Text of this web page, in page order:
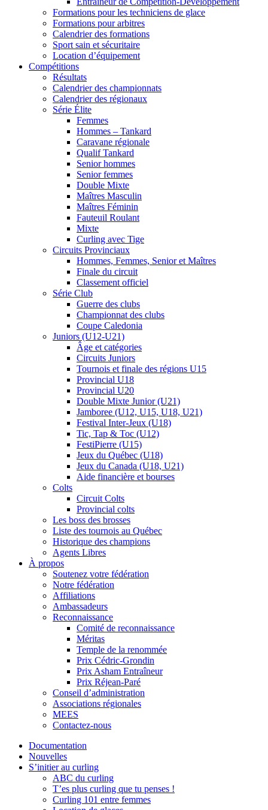
Formations pour les techniciens de glace
Formations pour arbitres
Calendrier des formations
Sport sain et sécuritaire
Location d’équipement
Compétitions
Résultats
Calendrier des championnats
Calendrier des régionaux
Série Élite
Femmes
Hommes – Tankard
Caravane régionale
Qualif Tankard
Senior hommes
Senior femmes
Double Mixte
Maîtres Masculin
Maîtres Féminin
Fauteuil Roulant
Mixte
Curling avec Tige
Circuits Provinciaux
Hommes, Femmes, Senior et Maîtres
Finale du circuit
Classement officiel
Série Club
Guerre des clubs
Championnat des clubs
Coupe Caledonia
Juniors (U12-U21)
Âge et catégories
Circuits Juniors
Tournois et finale des régions U15
Provincial U18
Provincial U20
Double Mixte Junior (U21)
Jamboree (U12, U15, U18, U21)
Festival Inter-Jeux (U18)
Tic, Tap & Toc (U12)
FestiPierre (U15)
Jeux du Québec (U18)
Jeux du Canada (U18, U21)
Aide financière et bourses
Colts
Circuit Colts
Provincial colts
Les boss des brosses
Liste des tournois au Québec
Historique des champions
Agents Libres
À propos
Soutenez votre fédération
Notre fédération
Affiliations
Ambassadeurs
Reconnaissance
Comité de reconnaissance
Méritas
Temple de la renommée
Prix Cédric-Grondin
Prix Asham Entraîneur
Prix Réjean-Paré
Conseil d’administration
Associations régionales
MEES
Contactez-nous
Documentation
Nouvelles
S’initier au curling
ABC du curling
T’es plus curling que tu penses !
Curling 101 entre femmes